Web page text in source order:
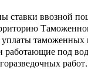
ставки ввозной
уплаты
работающие под
работ.